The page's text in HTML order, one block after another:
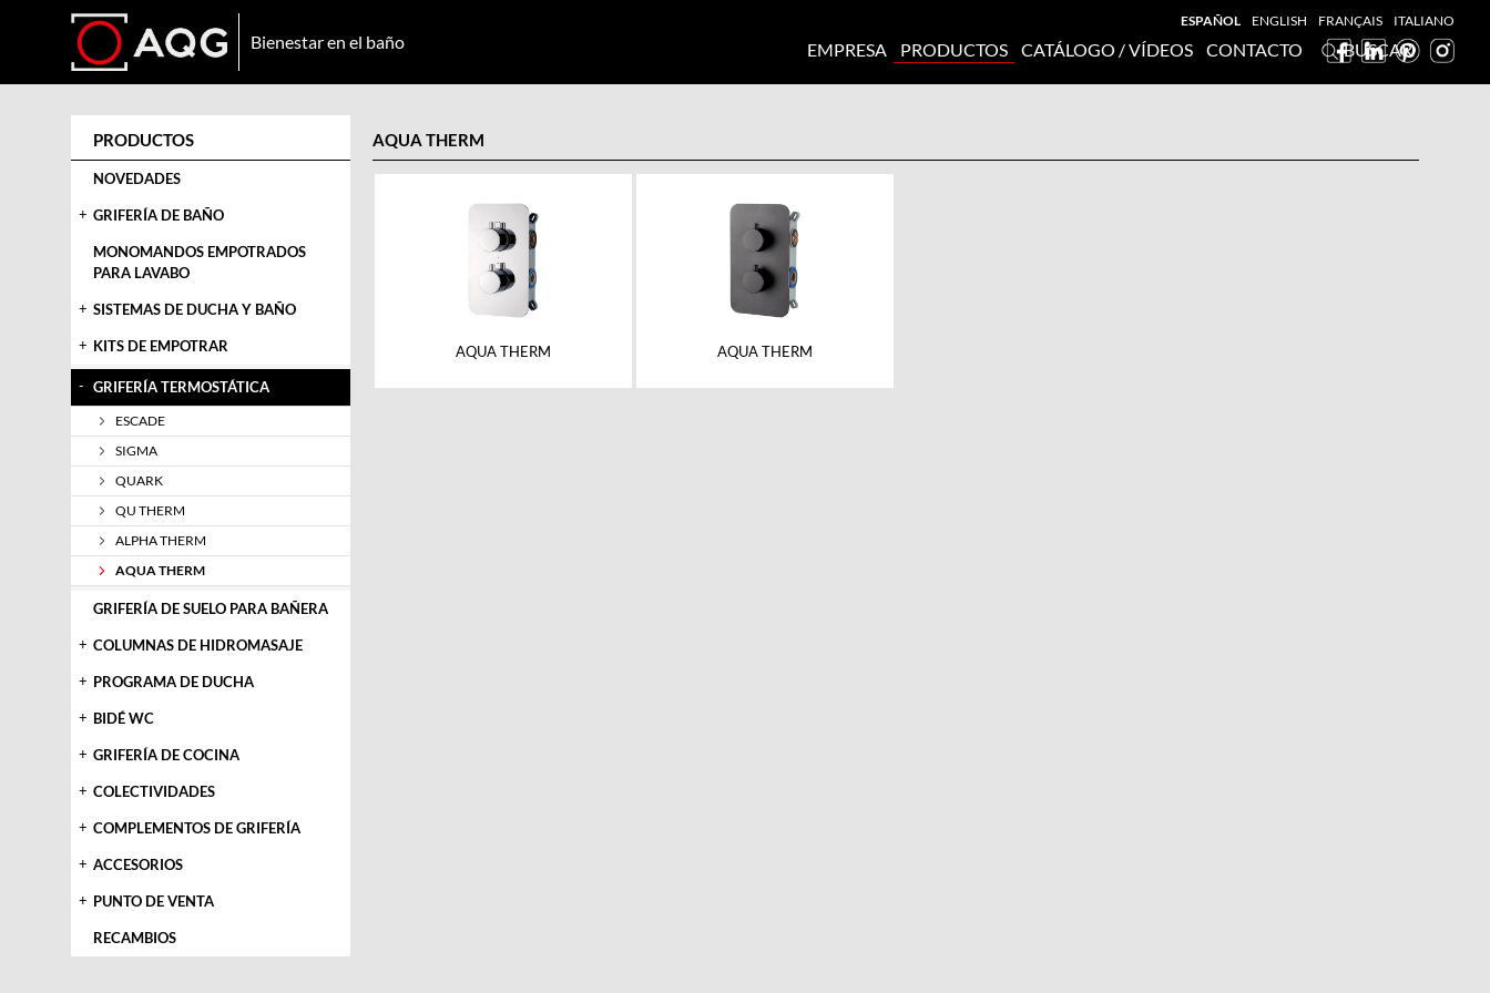
Bienestar en el baño EMPRESA PRODUCTOS CATÁLOGO / VÍDEOS CONTACTO BUSCAR
ESPAÑOL ENGLISH FRANÇAIS ITALIANO
PRODUCTOS
NOVEDADES
+ GRIFERÍA DE BAÑO
MONOMANDOS EMPOTRADOS
PARA LAVABO
+ SISTEMAS DE DUCHA Y BAÑO
+ KITS DE EMPOTRAR
- GRIFERÍA TERMOSTÁTICA
ESCADE
SIGMA
QUARK
QU THERM
ALPHA THERM
AQUA THERM
GRIFERÍA DE SUELO PARA BAÑERA
+ COLUMNAS DE HIDROMASAJE
+ PROGRAMA DE DUCHA
+ BIDÉ WC
+ GRIFERÍA DE COCINA
+ COLECTIVIDADES
+ COMPLEMENTOS DE GRIFERÍA
+ ACCESORIOS
+ PUNTO DE VENTA
RECAMBIOS
AQUA THERM
AQUA THERM AQUA THERM